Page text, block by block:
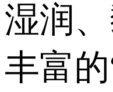
湿润
丰富